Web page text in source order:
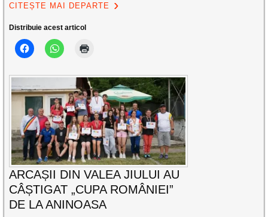
CITEȘTE MAI DEPARTE
Distribuie acest articol
ARCAȘII DIN VALEA JIULUI AU
CÂȘTIGAT „CUPA ROMÂNIEI”
DE LA ANINOASA